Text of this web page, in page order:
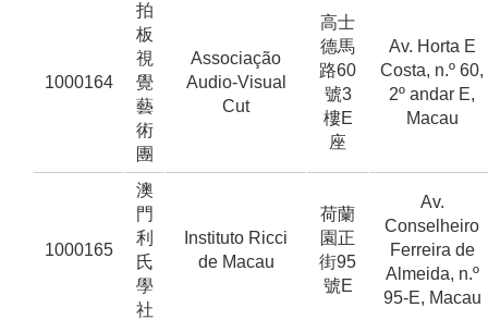
1000164
拍
板
視
覺
藝
術
團
Associação
Audio-Visual
Cut
高士
德馬
路60
號3
樓E
座
Av. Horta E
Costa, n.º 60,
2º andar E,
Macau
1000165
澳
門
利
氏
學
社
Instituto Ricci
de Macau
荷蘭
園正
街95
號E
Av.
Conselheiro
Ferreira de
Almeida, n.º
95-E, Macau